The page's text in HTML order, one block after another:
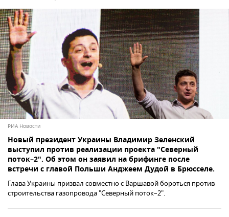
РИА Новости
Новый президент Украины Владимир Зеленский
выступил против реализации проекта "Северный
поток–2". Об этом он заявил на брифинге после
встречи с главой Польши Анджеем Дудой в Брюсселе.
Глава Украины призвал совместно с Варшавой бороться против
строительства газопровода "Северный поток–2".